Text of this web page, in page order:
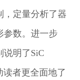
，定量分析了器
参数。进一步
说明了SiC
读者更全面地了